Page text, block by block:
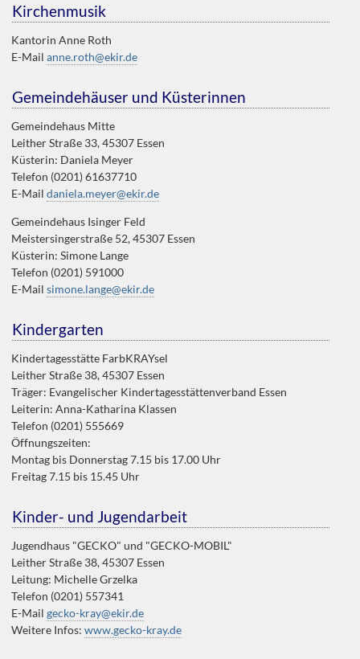
Kirchenmusik
Kantorin Anne Roth
E-Mailanne.roth@ekir.de
Gemeindehäuser und Küsterinnen
Gemeindehaus Mitte
Leither Straße 33, 45307 Essen
Küsterin: Daniela Meyer
Telefon (0201) 61637710
E-Maildaniela.meyer@ekir.de
Gemeindehaus Isinger Feld
Meistersingerstraße 52, 45307 Essen
Küsterin: Simone Lange
Telefon (0201) 591000
E-Mailsimone.lange@ekir.de
Kindergarten
Kindertagesstätte FarbKRAYsel
Leither Straße 38, 45307 Essen
Träger: Evangelischer Kindertagesstättenverband Essen
Leiterin: Anna-Katharina Klassen
Telefon (0201) 555669
Öffnungszeiten:
Montag bis Donnerstag 7.15 bis 17.00 Uhr
Freitag 7.15 bis 15.45 Uhr
Kinder- und Jugendarbeit
Jugendhaus "GECKO" und "GECKO-MOBIL"
Leither Straße 38, 45307 Essen
Leitung: Michelle Grzelka
Telefon (0201) 557341
E-Mailgecko-kray@ekir.de
Weitere Infos:www.gecko-kray.de